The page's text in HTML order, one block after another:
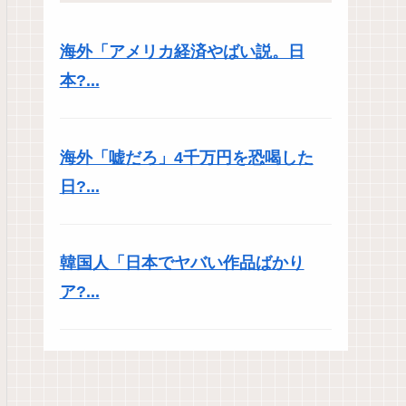
海外「アメリカ経済やばい説。日
本?...
海外「嘘だろ」4千万円を恐喝した
日?...
韓国人「日本でヤバい作品ばかり
ア?...